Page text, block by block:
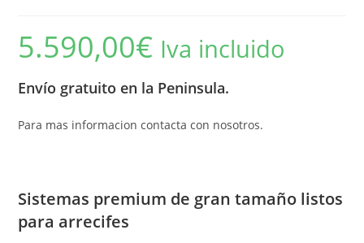
5.590,00€ Iva incluido
Envío gratuito en la Peninsula.
Para mas informacion contacta con nosotros.
Sistemas premium de gran tamaño listos
para arrecifes